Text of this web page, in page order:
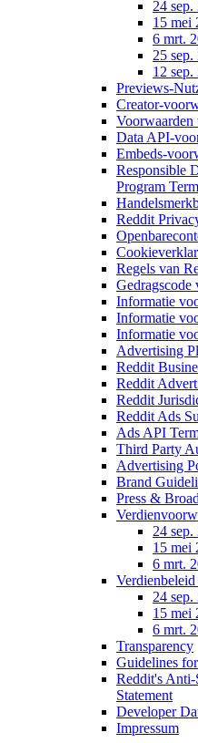
24 sep.
15 mei
6 mrt.
25 sep.
12 sep.
Previews-
Creator-
Data API-
Embeds-
Responsible
Program
Reddit
Regels van
Gedragscode
Informatie
Informatie
Informatie
Advertising
Reddit
Reddit
Reddit
Reddit Ads
Ads API
Third Party
Advertising
Brand
Press &
24 sep.
15 mei
6 mrt.
24 sep.
15 mei
6 mrt.
Transparency
Guidelines
Reddit's
Statement
Developer
Impressum